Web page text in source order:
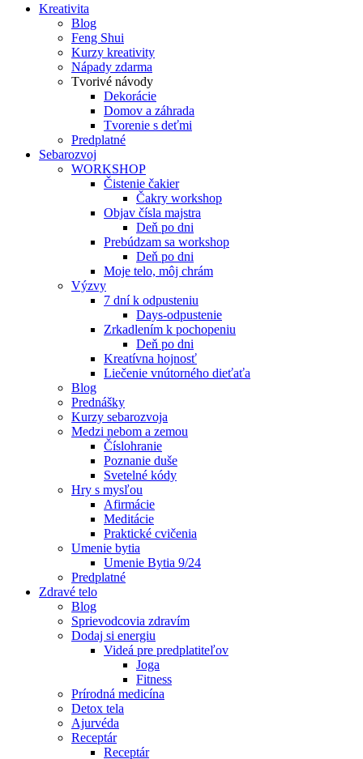
Kreativita
Blog
Feng Shui
Kurzy kreativity
Nápady zdarma
Tvorivé návody
Dekorácie
Domov a záhrada
Tvorenie s deťmi
Predplatné
Sebarozvoj
WORKSHOP
Čistenie čakier
Čakry workshop
Objav čísla majstra
Deň po dni
Prebúdzam sa workshop
Deň po dni
Moje telo, môj chrám
Výzvy
7 dní k odpusteniu
Days-odpustenie
Zrkadlením k pochopeniu
Deň po dni
Kreatívna hojnosť
Liečenie vnútorného dieťaťa
Blog
Prednášky
Kurzy sebarozvoja
Medzi nebom a zemou
Číslohranie
Poznanie duše
Svetelné kódy
Hry s mysľou
Afirmácie
Meditácie
Praktické cvičenia
Umenie bytia
Umenie Bytia 9/24
Predplatné
Zdravé telo
Blog
Sprievodcovia zdravím
Dodaj si energiu
Videá pre predplatiteľov
Joga
Fitness
Prírodná medicína
Detox tela
Ajurvéda
Receptár
Receptár